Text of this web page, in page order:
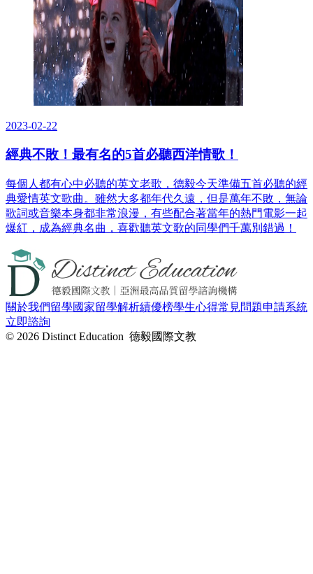
2023-02-22
經典不敗！最有名的5首必聽西洋情歌！
每個人都有心中必聽的英文老歌，德毅今天準備五首必聽的經
典愛情英文歌曲。雖然大多都年代久遠，但是萬年不敗，無論
歌詞或音樂本身都非常浪漫，有些配合著當年的熱門電影一起
爆紅，成為經典名曲，喜歡聽英文歌的同學們千萬別錯過！
關於我們留學國家留學解析績優榜學生心得常見問題申請系統
立即諮詢
© 2026 Distinct Education 德毅國際文教